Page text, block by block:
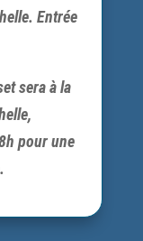
Entrée
sera à la
pour une